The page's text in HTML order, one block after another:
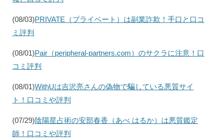
(08/03)PRIVATE（プライベート）は副業詐欺！手口と口コ
ミ評判
(08/01)Pair（peripheral-partners.com）のサクラに注意！口
コミ評判
(08/01)WithUは吉沢亮さんの偽物で騙している悪質サイ
ト！口コミや評判
(07/29)陰陽星占術の安部春香（あべ はるか）は悪質鑑定
師！口コミや評判